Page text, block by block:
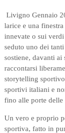
Livigno Gennaio
larice e una
innevate o sui
seduto uno dei
sostiene, davanti
raccontarsi
storytelling
sportivi italiani e
fino alle porte
Un vero e proprio
sportiva, fatto in